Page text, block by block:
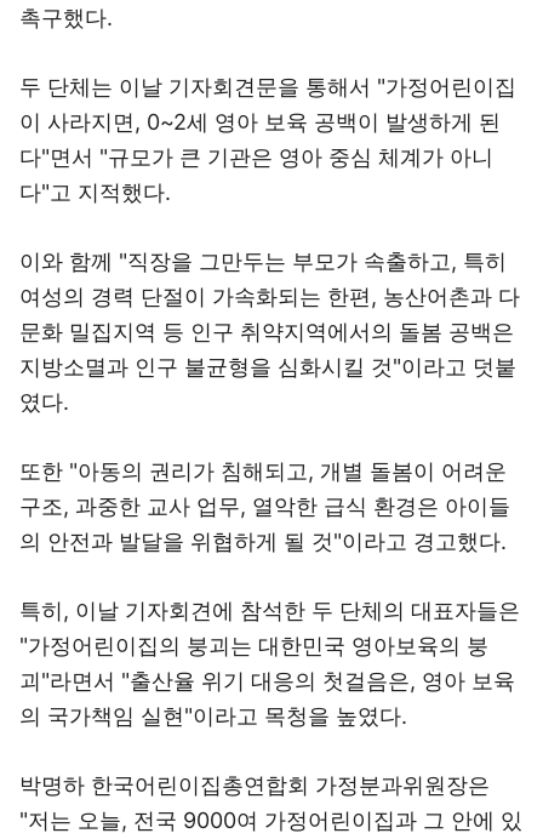
촉구했다.
두 단체는 이날 기자회견문을 통해서 "가정어린이집
이 사라지면, 0~2세 영아 보육 공백이 발생하게 된
다"면서 "규모가 큰 기관은 영아 중심 체계가 아니
다"고 지적했다.
이와 함께 "직장을 그만두는 부모가 속출하고, 특히
여성의 경력 단절이 가속화되는 한편, 농산어촌과 다
문화 밀집지역 등 인구 취약지역에서의 돌봄 공백은
지방소멸과 인구 불균형을 심화시킬 것"이라고 덧붙
였다.
또한 "아동의 권리가 침해되고, 개별 돌봄이 어려운
구조, 과중한 교사 업무, 열악한 급식 환경은 아이들
의 안전과 발달을 위협하게 될 것"이라고 경고했다.
특히, 이날 기자회견에 참석한 두 단체의 대표자들은
"가정어린이집의 붕괴는 대한민국 영아보육의 붕
괴"라면서 "출산율 위기 대응의 첫걸음은, 영아 보육
의 국가책임 실현"이라고 목청을 높였다.
박명하 한국어린이집총연합회 가정분과위원장은
"저는 오늘, 전국 9000여 가정어린이집과 그 안에 있